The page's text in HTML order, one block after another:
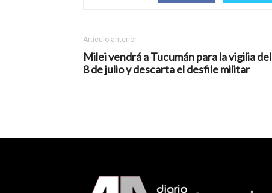
Artículo anterior
Milei vendrá a Tucumán para la vigilia del
8 de julio y descarta el desfile militar